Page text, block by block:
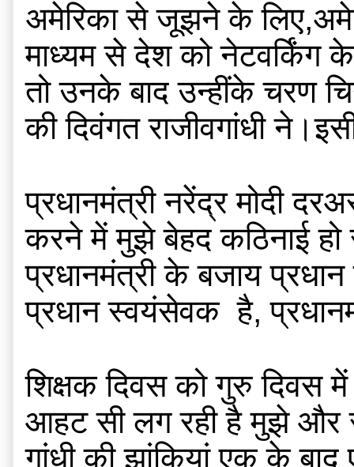
अमेरिका से जूझने के
माध्यम से देश को नेटवर्किंग
तो उनके बाद उन्हींके चरण
की दिवंगत राजीवगांधी
प्रधानमंत्री नरेंद्र मोदी
करने में मुझे बेहद कठिनाई
प्रधानमंत्री के बजाय
प्रधान स्वयंसेवक  है,
शिक्षक दिवस को गुरु दिवस
आहट सी लग रही है मुझे और
गांधी की झांकियां एक के